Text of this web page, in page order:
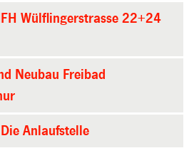
Wülflingerstrasse 22+24
Neubau Freibad
Anlaufstelle